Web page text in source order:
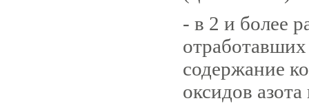
- в 2 и более
отработавших
содержание
оксидов